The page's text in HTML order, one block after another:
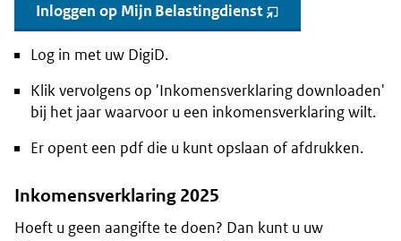
Inloggen op Mijn Belastingdienst (opent
nieuw
Log in met uw DigiD.
Klik vervolgens op 'Inkomensverklaring downloaden'
bij het jaar waarvoor u een inkomensverklaring wilt.
Er opent een pdf die u kunt opslaan of afdrukken.
Inkomensverklaring 2025
Hoeft u geen aangifte te doen? Dan kunt u uw